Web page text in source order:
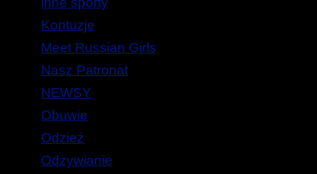
Kontuzje
Meet Russian Girls
Nasz Patronat
NEWSY
Obuwie
Odzież
Odżywianie